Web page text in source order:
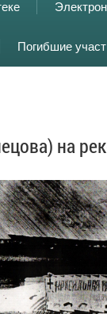
Погибшие
на